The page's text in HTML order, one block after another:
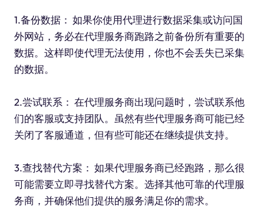
1.备份数据： 如果你使用代理进行数据采集或访问国
外网站，务必在代理服务商跑路之前备份所有重要的
数据。这样即使代理无法使用，你也不会丢失已采集
的数据。
2.尝试联系： 在代理服务商出现问题时，尝试联系他
们的客服或支持团队。虽然有些代理服务商可能已经
关闭了客服通道，但有些可能还在继续提供支持。
3.查找替代方案： 如果代理服务商已经跑路，那么很
可能需要立即寻找替代方案。选择其他可靠的代理服
务商，并确保他们提供的服务满足你的需求。